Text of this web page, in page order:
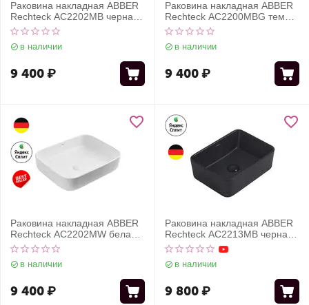
Раковина накладная ABBER
Rechteck AC2202MB черная
матовая
в наличии
9 400₽
Раковина накладная ABBER
Rechteck AC2200MBG темно-
зеленая матовая
в наличии
9 400₽
Раковина накладная ABBER
Rechteck AC2202MW белая
матовая
в наличии
9 400₽
Раковина накладная ABBER
Rechteck AC2213MB черная
матовая
в наличии
9 800₽